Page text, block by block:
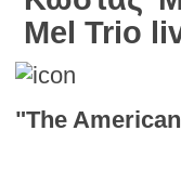
Mel Trio
"The